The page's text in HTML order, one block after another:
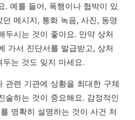
. 예를 들어, 폭행이나 협박이 있
메시지, 통화 녹음, 사진, 동영
두시는 것이 좋아요. 만약 상처
가서 진단서를 발급받고, 상처
는 것도 잊지 마세요.
관련 기관에 상황을 최대한 구체
술하는 것이 중요해요. 감정적인
명확히 설명하는 것이 사건 처